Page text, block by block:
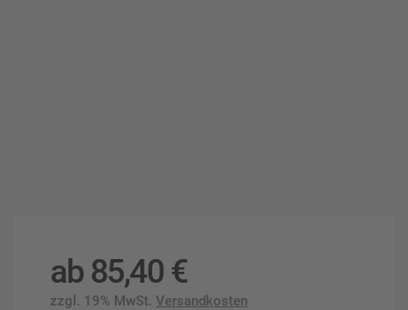
ab 85,40 €
zzgl. 19% MwSt. Versandkosten